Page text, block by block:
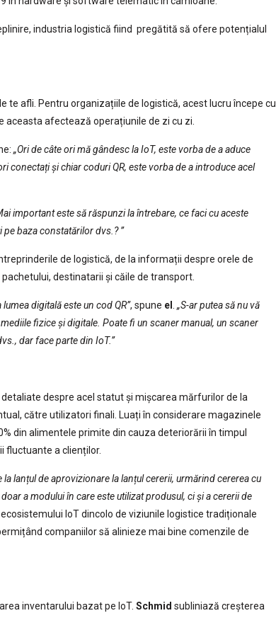
industria logistică fiind pregătită să ofere potențialul
te afli. Pentru organizațiile de logistică, acest lucru începe cu
aceasta afectează operațiunile de zi cu zi.
„Ori de câte ori mă gândesc la IoT, este vorba de a aduce
conectați și chiar coduri QR, este vorba de a introduce acel
important este să răspunzi la întrebare, ce faci cu aceste
baza constatărilor dvs.? ”
de logistică, de la informații despre orele de
destinatarii și căile de transport.
digitală este un cod QR”, spune el
„S-ar putea să nu vă
fizice și digitale. Poate fi un scaner manual, un scaner
dar face parte din IoT.”
despre acel statut și mișcarea mărfurilor de la
către utilizatori finali. Luați în considerare magazinele
din alimentele primite din cauza deteriorării în timpul
fluctuante a clienților.
la lanțul de aprovizionare la lanțul cererii, urmărind cererea cu
a modului în care este utilizat produsul, ci și a cererii de
IoT dincolo de viziunile logistice tradiționale
companiilor să alinieze mai bine comenzile de
inventarului bazat pe IoT. Schmid subliniază creșterea